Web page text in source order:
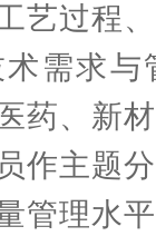
艺过程
需求
药、新
作主题
管理水